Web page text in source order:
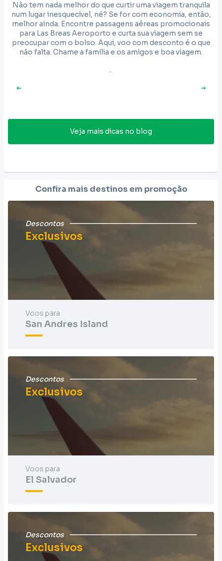
Não tem nada melhor do que curtir uma viagem tranquila
num lugar inesquecível, né? Se for com economia, então,
melhor ainda. Encontre passagens aéreas promocionais
para Las Breas Aeroporto e curta sua viagem sem se
preocupar com o bolso. Aqui, voo com desconto é o que
não falta. Chame a família e os amigos e boa viagem.
Veja mais dicas no blog
Confira mais destinos em promoção
Descontos
Exclusivos
Voos para
San Andres Island
Descontos
Exclusivos
Voos para
El Salvador
Descontos
Exclusivos